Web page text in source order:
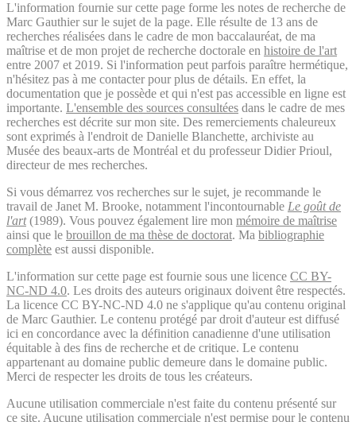
L'information fournie sur cette page forme les notes de recherche de
Marc Gauthier sur le sujet de la page. Elle résulte de 13 ans de
recherches réalisées dans le cadre de mon baccalauréat, de ma
maîtrise et de mon projet de recherche doctorale en histoire de l'art
entre 2007 et 2019. Si l'information peut parfois paraître hermétique,
n'hésitez pas à me contacter pour plus de détails. En effet, la
documentation que je possède et qui n'est pas accessible en ligne est
importante. L'ensemble des sources consultées dans le cadre de mes
recherches est décrite sur mon site. Des remerciements chaleureux
sont exprimés à l'endroit de Danielle Blanchette, archiviste au
Musée des beaux-arts de Montréal et du professeur Didier Prioul,
directeur de mes recherches.
Si vous démarrez vos recherches sur le sujet, je recommande le
travail de Janet M. Brooke, notamment l'incontournable Le goût de
l'art(1989). Vous pouvez également lire mon mémoire de maîtrise
ainsi que le brouillon de ma thèse de doctorat. Ma bibliographie
complète est aussi disponible.
L'information sur cette page est fournie sous une licence CC BY-
NC-ND 4.0. Les droits des auteurs originaux doivent être respectés.
La licence CC BY-NC-ND 4.0 ne s'applique qu'au contenu original
de Marc Gauthier. Le contenu protégé par droit d'auteur est diffusé
ici en concordance avec la définition canadienne d'une utilisation
équitable à des fins de recherche et de critique. Le contenu
appartenant au domaine public demeure dans le domaine public.
Merci de respecter les droits de tous les créateurs.
Aucune utilisation commerciale n'est faite du contenu présenté sur
ce site. Aucune utilisation commerciale n'est permise pour le contenu